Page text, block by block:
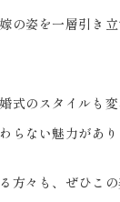
の姿を一層引き
式のスタイルも変
らない魅力があり
方々も、ぜひこ